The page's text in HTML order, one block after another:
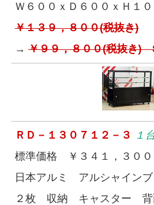
Ｗ６００ｘＤ６００ｘＨ１０
￥１３９，８００(税抜き)
→ ￥９９，８００(税抜き)
ＲＤ－１３０７１２－３ １
標準価格 ￥３４１，３００
日本アルミ アルシャインブ
２枚 収納 キャスター 背